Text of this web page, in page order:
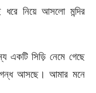
নিয়ে আসলো মন্দির
একটি সিড়ি নেমে গেছে
গন্ধ আসছে। আমার মনে